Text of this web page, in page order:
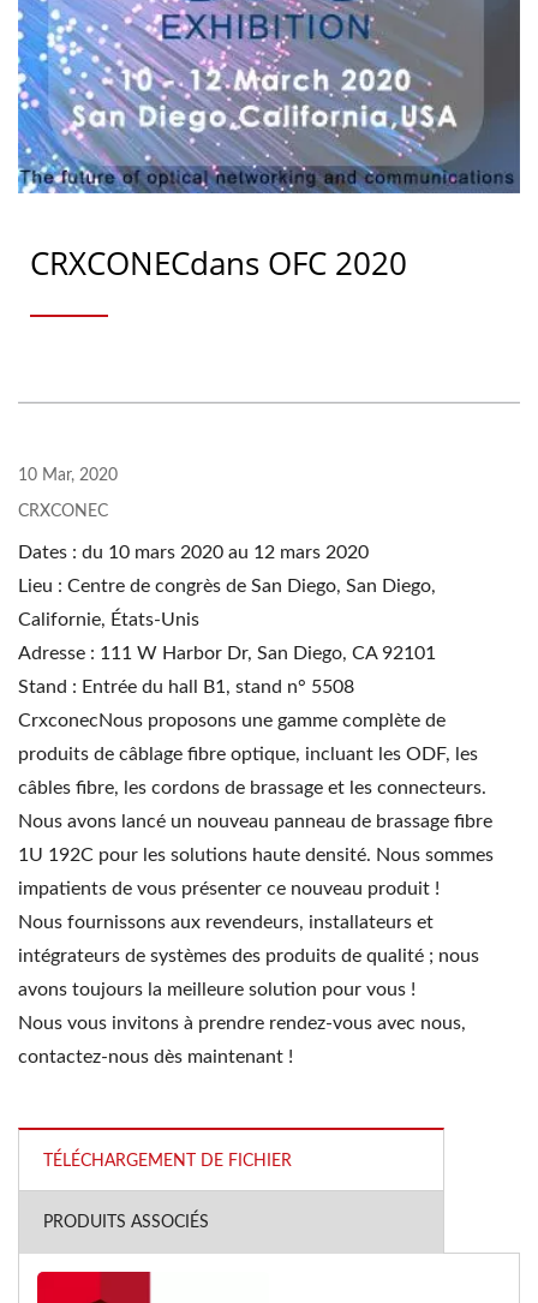
CRXCONECdans OFC 2020
10 Mar, 2020
CRXCONEC
Dates : du 10 mars 2020 au 12 mars 2020
Lieu : Centre de congrès de San Diego, San Diego,
Californie, États-Unis
Adresse : 111 W Harbor Dr, San Diego, CA 92101
Stand : Entrée du hall B1, stand n° 5508
CrxconecNous proposons une gamme complète de
produits de câblage fibre optique, incluant les ODF, les
câbles fibre, les cordons de brassage et les connecteurs.
Nous avons lancé un nouveau panneau de brassage fibre
1U 192C pour les solutions haute densité. Nous sommes
impatients de vous présenter ce nouveau produit !
Nous fournissons aux revendeurs, installateurs et
intégrateurs de systèmes des produits de qualité ; nous
avons toujours la meilleure solution pour vous !
Nous vous invitons à prendre rendez-vous avec nous,
contactez-nous dès maintenant !
TÉLÉCHARGEMENT DE FICHIER
PRODUITS ASSOCIÉS